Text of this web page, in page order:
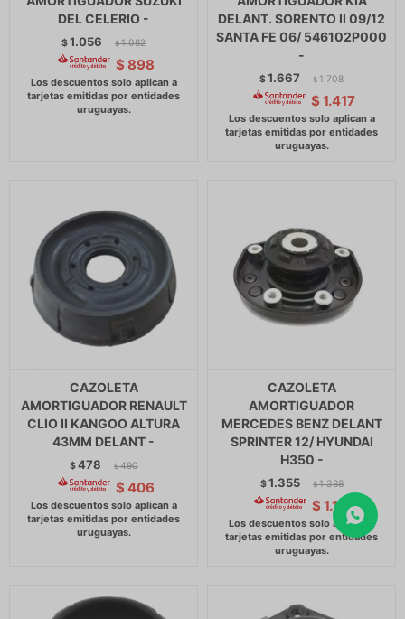
DEL CELERIO -
$1.056 $ 1.082
$ 898
DELANT. SORENTO II 09/12
SANTA FE 06/ 546102P000
-
$1.667 $ 1.708
$ 1.417
CAZOLETA
AMORTIGUADOR RENAULT
CLIO II KANGOO ALTURA
43MM DELANT -
$478 $ 490
$ 406
CAZOLETA
AMORTIGUADOR
MERCEDES BENZ DELANT
SPRINTER 12/ HYUNDAI
H350 -
$1.355 $ 1.388
$ 1.152